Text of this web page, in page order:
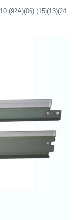
(92A)(06) (15)(13)(24